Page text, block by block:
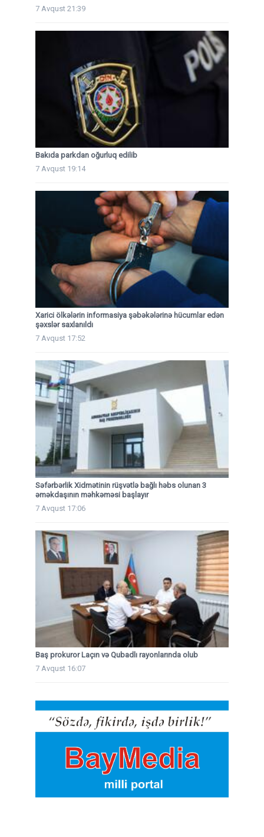
7 Avqust 21:39
Bakıda parkdan oğurluq edilib
7 Avqust 19:14
Xarici ölkələrin informasiya şəbəkələrinə hücumlar edən
şəxslər saxlanıldı
7 Avqust 17:52
Səfərbərlik Xidmətinin rüşvətlə bağlı həbs olunan 3
əməkdaşının məhkəməsi başlayır
7 Avqust 17:06
Baş prokuror Laçın və Qubadlı rayonlarında olub
7 Avqust 16:07